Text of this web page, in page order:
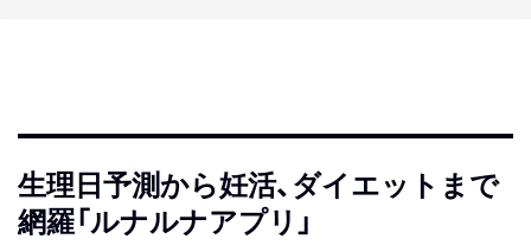
生理日予測から妊活、ダイエットまで
網羅「ルナルナアプリ」